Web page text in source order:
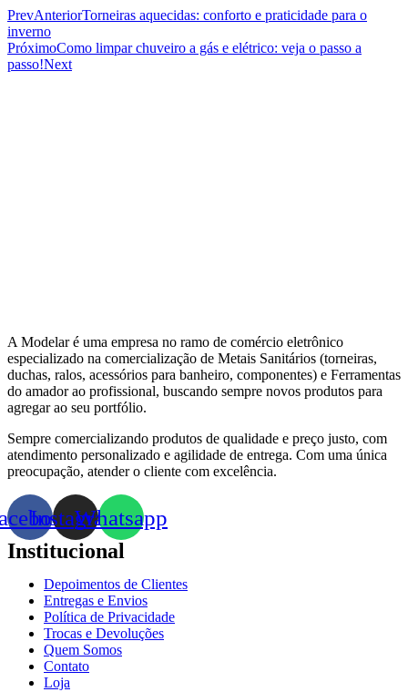
PrevAnteriorTorneiras aquecidas: conforto e praticidade para o
inverno
PróximoComo limpar chuveiro a gás e elétrico: veja o passo a
passo!Next
A Modelar é uma empresa no ramo de comércio eletrônico
especializado na comercialização de Metais Sanitários (torneiras,
duchas, ralos, acessórios para banheiro, componentes) e Ferramentas
do amador ao profissional, buscando sempre novos produtos para
agregar ao seu portfólio.
Sempre comercializando produtos de qualidade e preço justo, com
atendimento personalizado e agilidade de entrega. Com uma única
preocupação, atender o cliente com excelência.
InstagramWhatsapp
Institucional
Depoimentos de Clientes
Entregas e Envios
Política de Privacidade
Trocas e Devoluções
Quem Somos
Contato
Loja